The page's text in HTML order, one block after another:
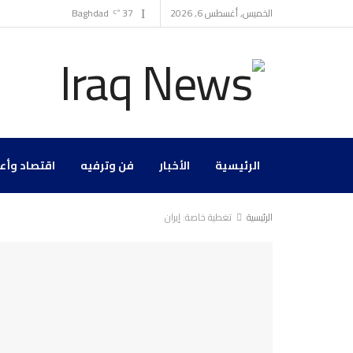
الخميس, أغسطس 6, 2026 37
°C
Baghdad
الرئيسية الأخبار فن وترفيه اقتصاد
الرئيسية تغطية خاصة: إيران